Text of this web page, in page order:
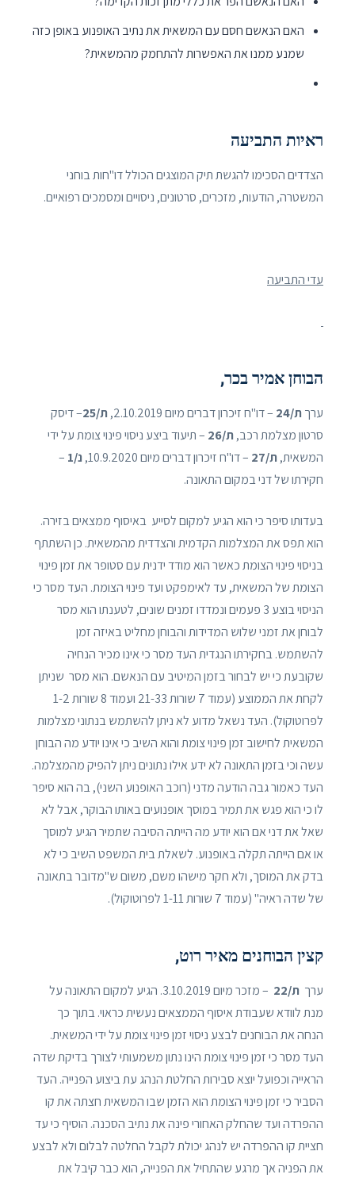
האם הנאשם חסם עם המשאית את נתיב האופנוע באופן כזה
שמנע ממנו את האפשרות להתחמק מהמשאית?
ראיות התביעה
הצדדים הסכימו להגשת תיק המוצגים הכולל דו"חות בוחני
המשטרה, הודעות, מזכרים, סרטונים, ניסויים ומסמכים רפואיים.
עדי התביעה
הבוחן אמיר בכר,
ערךת/24 – דו"ח זיכרון דברים מיום 2.10.2019, ת/25
– דיסק
סרטון מצלמת רכב,ת/26
– תיעוד ביצע ניסוי פינוי צומת על ידי
המשאית,ת/27 – דו"ח זיכרון דברים מיום 10.9.2020, נ/1
–
חקירתו של דני במקום התאונה.
בעדותו סיפר כי הוא הגיע למקום לסייע באיסוף ממצאים בזירה.
הוא תפס את המצלמות הקדמית והצדדית מהמשאית. כן השתתף
בניסוי פינוי הצומת כאשר הוא מודד ידנית עם סטופר את זמן פינוי
הצומת של המשאית, עד לאימפקט ועד פינוי הצומת. העד מסר כי
הניסוי בוצע 3 פעמים ונמדדו זמנים שונים, לטענתו הוא מסר
לבוחן את זמני שלוש המדידות והבוחן מחליט באיזה זמן
להשתמש. בחקירתו הנגדית העד מסר כי אינו מכיר הנחיה
שקובעת כי יש לבחור בזמן המיטיב עם הנאשם. הוא מסר שניתן
לקחת את הממוצע (עמוד 7 שורות 21-33 ועמוד 8 שורות 1-2
לפרוטוקול). העד נשאל מדוע לא ניתן להשתמש בנתוני מצלמות
המשאית לחישוב זמן פינוי צומת והוא השיב כי אינו יודע מה הבוחן
עשה וכי בזמן התאונה לא ידע אילו נתונים ניתן להפיק מהמצלמה.
העד כאמור גבה הודעה מדני (רוכב האופנוע השני), בה הוא סיפר
לו כי הוא פגש את תמיר במוסך אופנועים באותו הבוקר, אבל לא
שאל את דני אם הוא יודע מה הייתה הסיבה שתמיר הגיע למוסך
או אם הייתה תקלה באופנוע. לשאלת בית המשפט השיב כי לא
בדק את המוסך, ולא חקר מישהו משם, משום ש"מדובר בתאונה
של שדה ראיה" (עמוד 7 שורות 1-11 לפרוטוקול).
קצין הבוחנים מאיר רוט,
ערך ת/22
– מזכר מיום 3.10.2019. הגיע למקום התאונה על
מנת לוודא שעבודת איסוף הממצאים נעשית כראוי. בתוך כך
הנחה את הבוחנים לבצע ניסוי זמן פינוי צומת על ידי המשאית.
העד מסר כי זמן פינוי צומת הינו נתון משמעותי לצורך בדיקת שדה
הראייה וכפועל יוצא סבירות החלטת הנהג עת ביצוע הפנייה. העד
הסביר כי זמן פינוי הצומת הוא הזמן שבו המשאית חצתה את קו
ההפרדה ועד שהחלק האחורי פינה את נתיב הסכנה. הוסיף כי עד
חציית קו ההפרדה יש לנהג יכולת לקבל החלטה לבלום ולא לבצע
את הפניה אך מרגע שהתחיל את הפנייה, הוא כבר קיבל את